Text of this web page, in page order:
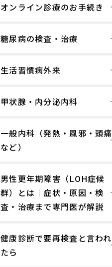
オンライン診療のお手続き
糖尿病の検査・治療
生活習慣病外来
甲状腺・内分泌内科
一般内科（発熱・風邪・頭痛
など）
男性更年期障害（LOH症候
群）とは｜症状・原因・検
査・治療まで専門医が解説
健康診断で要再検査と言われ
たら